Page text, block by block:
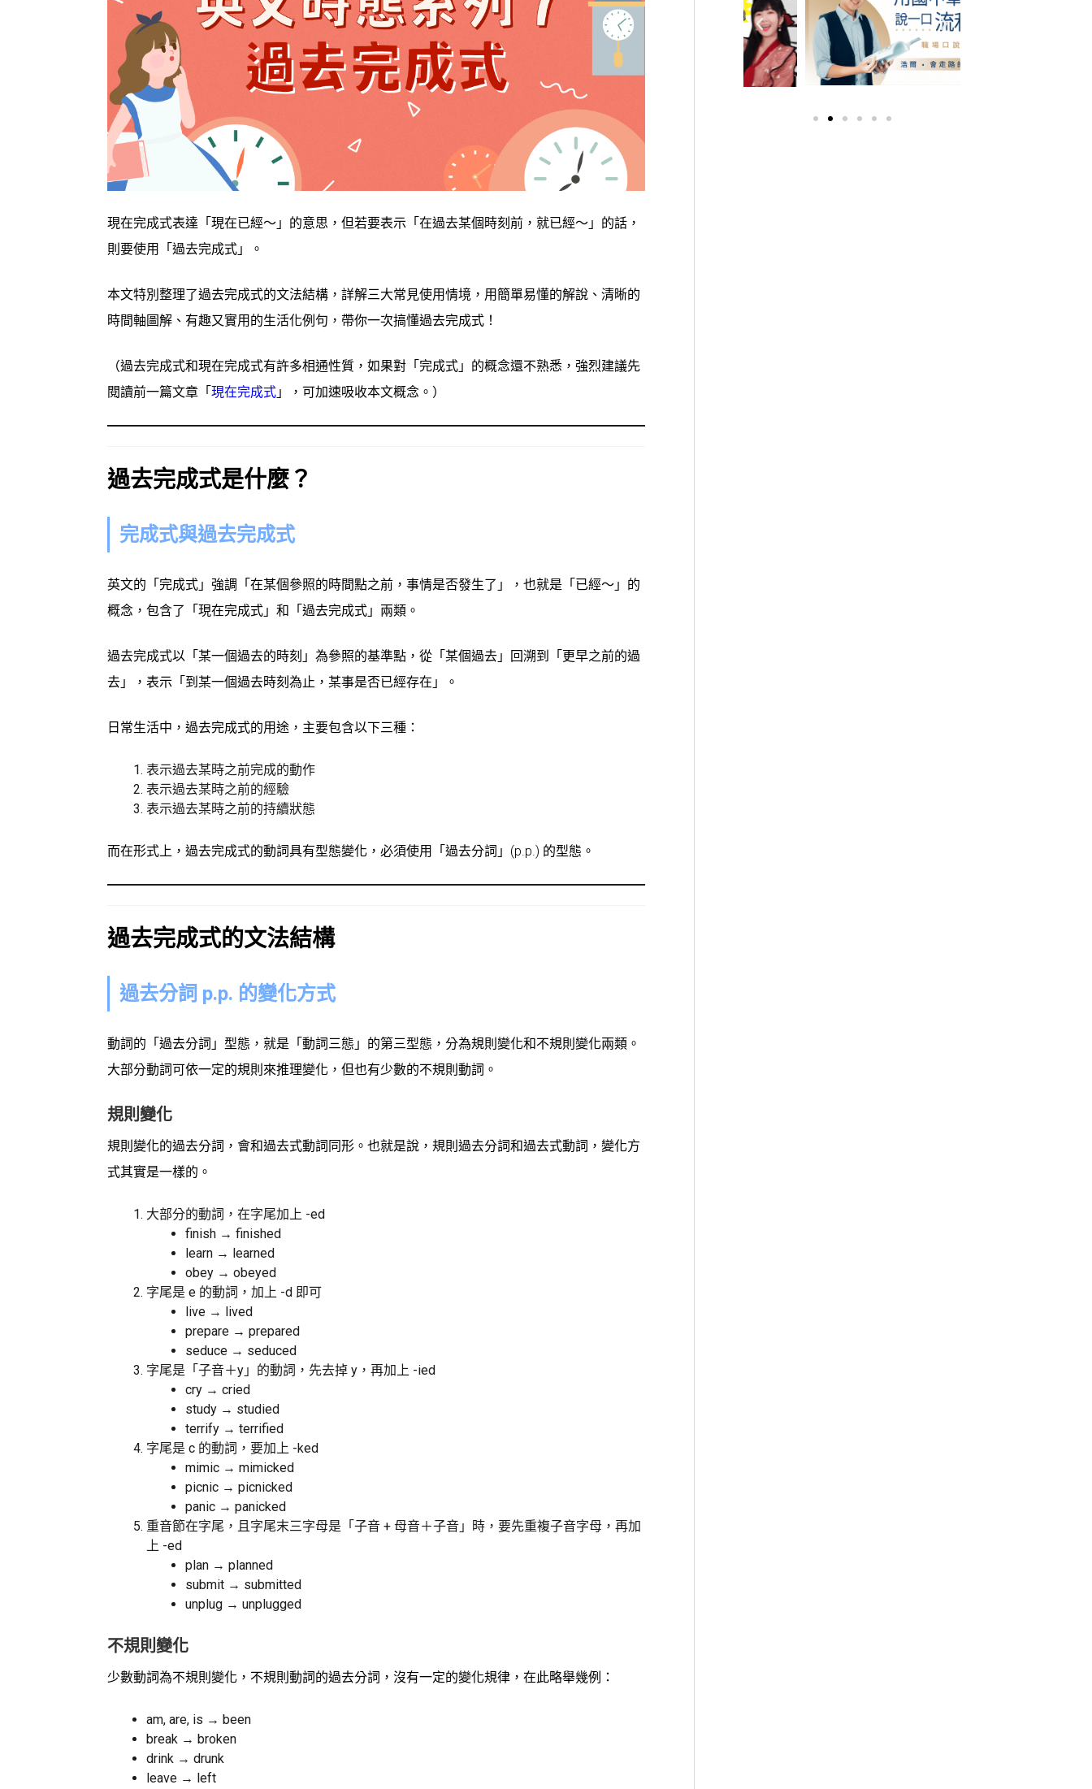
現在完成式表達「現在已經～」的意思，但若要表示「在過去某個時刻前，就已經～」的話，
則要使用「過去完成式」。
本文特別整理了過去完成式的文法結構，詳解三大常見使用情境，用簡單易懂的解說、清晰的
時間軸圖解、有趣又實用的生活化例句，帶你一次搞懂過去完成式！
（過去完成式和現在完成式有許多相通性質，如果對「完成式」的概念還不熟悉，強烈建議先
閱讀前一篇文章「 現在完成式 」，可加速吸收本文概念。）
過去完成式是什麼？
完成式與過去完成式
英文的「完成式」強調「在某個參照的時間點之前，事情是否發生了」，也就是「已經～」的
概念，包含了「現在完成式」和「過去完成式」兩類。
過去完成式以「某一個過去的時刻」為參照的基準點，從「某個過去」回溯到「更早之前的過
去」，表示「到某一個過去時刻為止，某事是否已經存在」。
日常生活中，過去完成式的用途，主要包含以下三種：
表示過去某時之前完成的動作
表示過去某時之前的經驗
表示過去某時之前的持續狀態
而在形式上，過去完成式的動詞具有型態變化，必須使用「過去分詞」(p.p.) 的型態。
過去完成式的文法結構
過去分詞 p.p. 的變化方式
動詞的「過去分詞」型態，就是「動詞三態」的第三型態，分為規則變化和不規則變化兩類。
大部分動詞可依一定的規則來推理變化，但也有少數的不規則動詞。
規則變化
規則變化的過去分詞，會和過去式動詞同形。也就是說，規則過去分詞和過去式動詞，變化方
式其實是一樣的。
大部分的動詞，在字尾加上 -ed
finish → finished
learn → learned
obey → obeyed
字尾是 e 的動詞，加上 -d 即可
live → lived
prepare → prepared
seduce → seduced
字尾是「子音＋y」的動詞，先去掉 y，再加上 -ied
cry → cried
study → studied
terrify → terrified
字尾是 c 的動詞，要加上 -ked
mimic → mimicked
picnic → picnicked
panic → panicked
重音節在字尾，且字尾末三字母是「子音 + 母音＋子音」時，要先重複子音字母，再加
上 -ed
plan → planned
submit → submitted
unplug → unplugged
不規則變化
少數動詞為不規則變化，不規則動詞的過去分詞，沒有一定的變化規律，在此略舉幾例：
am, are, is → been
break → broken
drink → drunk
leave → left